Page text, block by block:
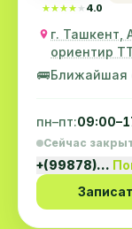
★★★★★
★★★★★ 4.0
г. Ташкент,
ориентир
🚌Ближайшая
пн–пт:
Сейчас
+(99878)…